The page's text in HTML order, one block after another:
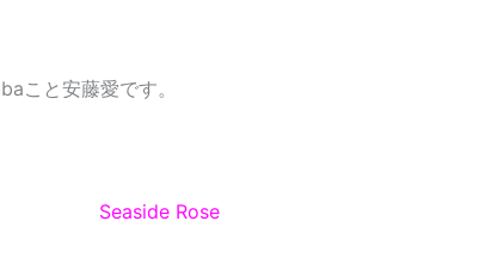
こと安藤愛です。
Seaside Rose